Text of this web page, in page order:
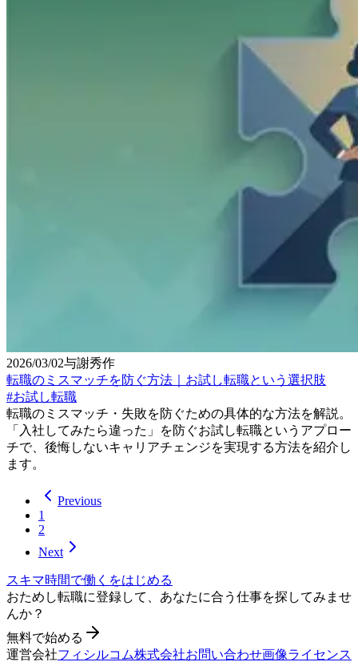
2026/03/02与謝秀作
転職のミスマッチを防ぐ方法｜お試し転職という選択肢
#お試し転職
転職のミスマッチ・失敗を防ぐための具体的な方法を解説。
「入社してみたら違った」を防ぐお試し転職というアプロー
チで、後悔しないキャリアチェンジを実現する方法を紹介し
ます。
Previous
1
2
Next
スキマ時間で働くをはじめる
おためし転職に登録して、あなたに合う仕事を探してみませ
んか？
無料で始める
運営会社フィシルコム株式会社お問い合わせ画像ライセンス